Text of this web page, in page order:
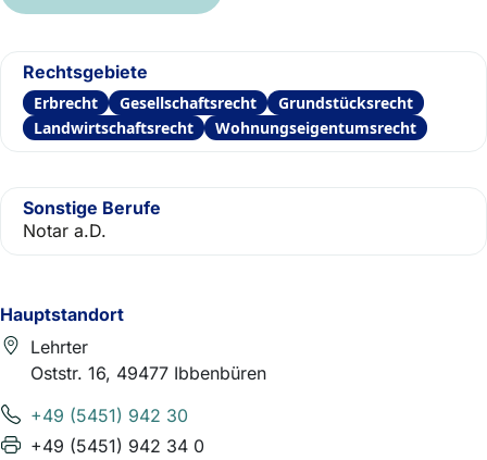
Hauptstandort
Lehrter
Oststr. 16, 49477 Ibbenbüren
+49 (5451) 942 30
+49 (5451) 942 34 0
Rechtsgebiete
Erbrecht Gesellschaftsrecht
Grundstücksrecht
Landwirtschaftsrecht
Wohnungseigentumsrecht
Sonstige Berufe
Notar a.D.